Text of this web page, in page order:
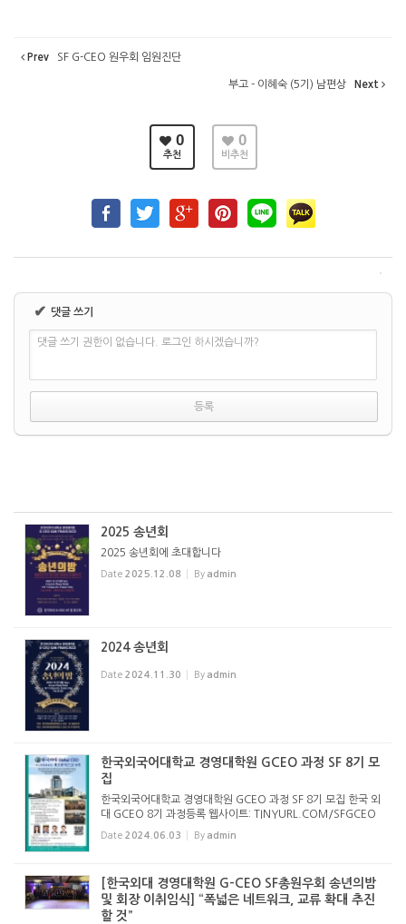
Prev SF G-CEO 원우회 임원진단
부고 - 이혜숙 (5기) 남편상 Next
0
추천
0
비추천
✔ 댓글 쓰기
댓글 쓰기 권한이 없습니다. 로그인 하시겠습니까?
2025 송년회
2025 송년회에 초대합니다
Date 2025.12.08 By admin
2024 송년회
Date 2024.11.30 By admin
한국외국어대학교 경영대학원 GCEO 과정 SF 8기 모
집
한국외국어대학교 경영대학원 GCEO 과정 SF 8기 모집 한국 외
대 GCEO 8기 과정등록 웹사이트: TINYURL.COM/SFGCEO
8 세계로 뻗어 나가는 한국 외국어대학교와 함께 하세요. 한국외
국어대학교 경영대학원 GCEO 과정 SF 8기 모집 한국 외대 GC
Date 2024.06.03 By admin
[한국외대 경영대학원 G-CEO SF총원우회 송년의밤
및 회장 이취임식] “폭넓은 네트워크, 교류 확대 추진
할 것”